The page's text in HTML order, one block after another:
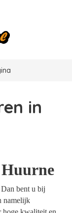
in
bent u bij
namelijk